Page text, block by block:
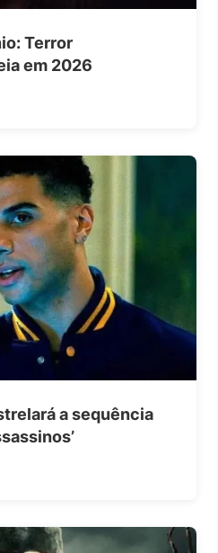
Terror
em 2026
a sequência